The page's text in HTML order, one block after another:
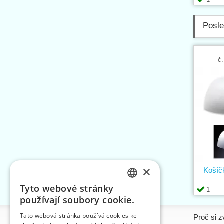
1
Informace Proč si
×
Tyto webové stránky
používají soubory cookie.
Tato webová stránka používá cookies ke